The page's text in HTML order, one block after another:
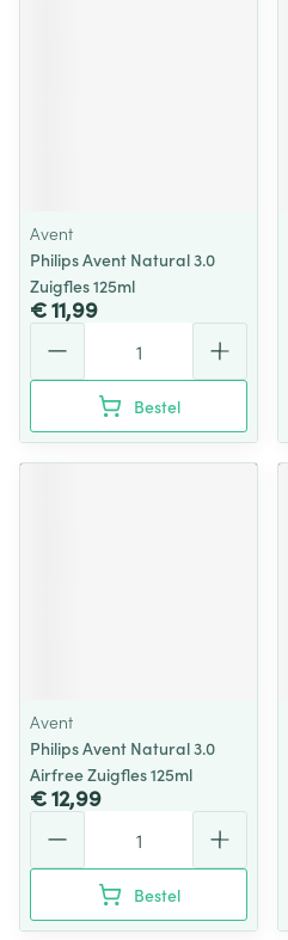
Avent
Philips Avent Natural 3.0
Zuigfles 125ml
€ 11,99
Bestel
Avent
Philips Avent Natural 3.0
Airfree Zuigfles 125ml
€ 12,99
Bestel